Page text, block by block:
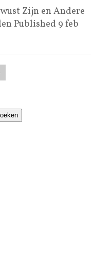
Zijn en Andere
Published 9 feb